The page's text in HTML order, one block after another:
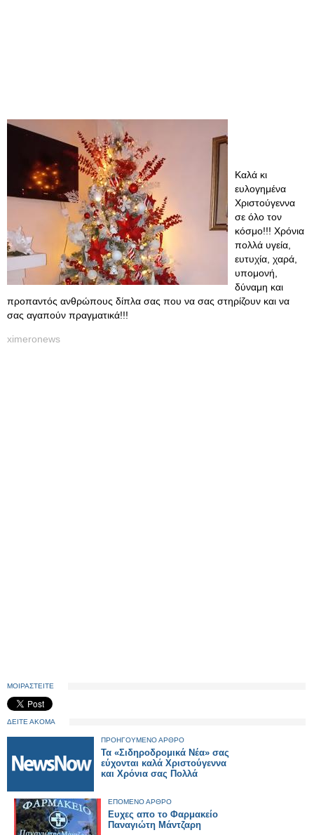
Καλά κι
ευλογημένα
Χριστούγεννα
σε όλο τον
κόσμο!!! Χρόνια
πολλά υγεία,
ευτυχία, χαρά,
υπομονή,
δύναμη και
προπαντός ανθρώπους δίπλα σας που να σας στηρίζουν και να
σας αγαπούν πραγματικά!!!
ximeronews
ΜΟΙΡΑΣΤΕΙΤΕ
ΔΕΙΤΕ ΑΚΟΜΑ
ΠΡΟΗΓΟΥΜΕΝΟ ΑΡΘΡΟ
Τα «Σιδηροδρομικά Νέα» σας
εύχονται καλά Χριστούγεννα
και Χρόνια σας Πολλά
ΕΠΟΜΕΝΟ ΑΡΘΡΟ
Ευχες απο το Φαρμακείο
Παναγιώτη Μάντζαρη